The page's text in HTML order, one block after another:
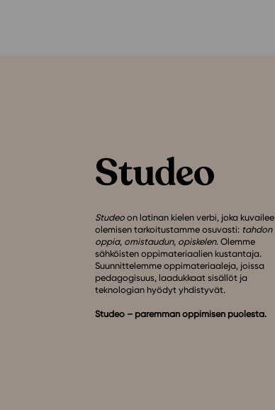
Studeo on latinan kielen verbi, joka kuvailee
olemisen tarkoitustamme osuvasti: tahdon
oppia, omistaudun, opiskelen. Olemme
sähköisten oppimateriaalien kustantaja.
Suunnittelemme oppimateriaaleja, joissa
pedagogisuus, laadukkaat sisällöt ja
teknologian hyödyt yhdistyvät.
Studeo – paremman oppimisen puolesta.